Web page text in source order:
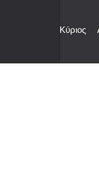
Κύριος